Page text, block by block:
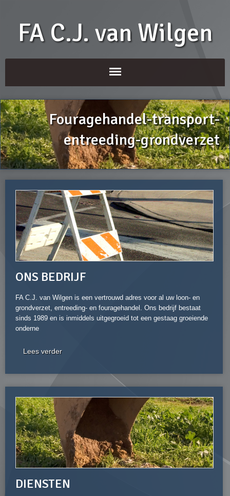
FA C.J. van Wilgen
Fouragehandel-transport-
entreeding-grondverzet
ONS BEDRIJF
FA C.J. van Wilgen is een vertrouwd adres voor al uw loon- en
grondverzet, entreeding- en fouragehandel. Ons bedrijf bestaat
sinds 1989 en is inmiddels uitgegroeid tot een gestaag groeiende
onderne
Lees verder
DIENSTEN